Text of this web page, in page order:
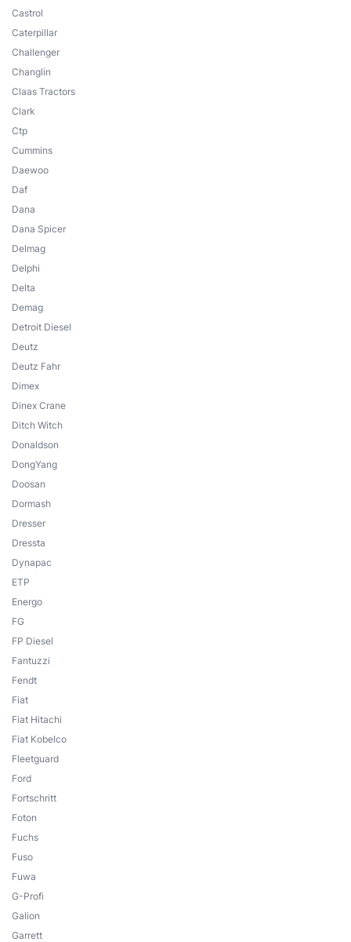
Castrol
Caterpillar
Challenger
Changlin
Claas Tractors
Clark
Ctp
Cummins
Daewoo
Daf
Dana
Dana Spicer
Delmag
Delphi
Delta
Demag
Detroit Diesel
Deutz
Deutz Fahr
Dimex
Dinex Crane
Ditch Witch
Donaldson
DongYang
Doosan
Dormash
Dresser
Dressta
Dynapac
ETP
Energo
FG
FP Diesel
Fantuzzi
Fendt
Fiat
Fiat Hitachi
Fiat Kobelco
Fleetguard
Ford
Fortschritt
Foton
Fuchs
Fuso
Fuwa
G-Profi
Galion
Garrett